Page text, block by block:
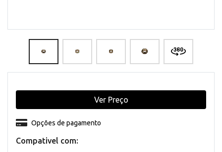
Compativel com:
Opções de pagamento
Ver Preço